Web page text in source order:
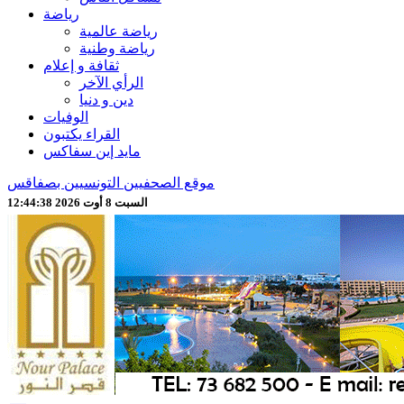
رياضة
رياضة عالمية
رياضة وطنية
ثقافة و إعلام
الرأي الآخر
دين و دنيا
الوفيات
القراء يكتبون
مايد إين سفاكس
موقع الصحفيين التونسيين بصفاقس
السبت 8 أوت 2026 12:44:40